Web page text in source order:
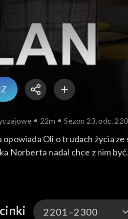
22m Sezon 23, odc.
Oli o trudach życia
Norberta nadal chce z nim
być jego mocnym wsparciem
Gieniem. Świadkiem gorących
2201–2300